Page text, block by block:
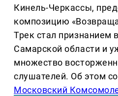
Кинель-Черкассы,
композицию
Трек стал признанием
Самарской области и
множество
слушателей. Об этом
Московский